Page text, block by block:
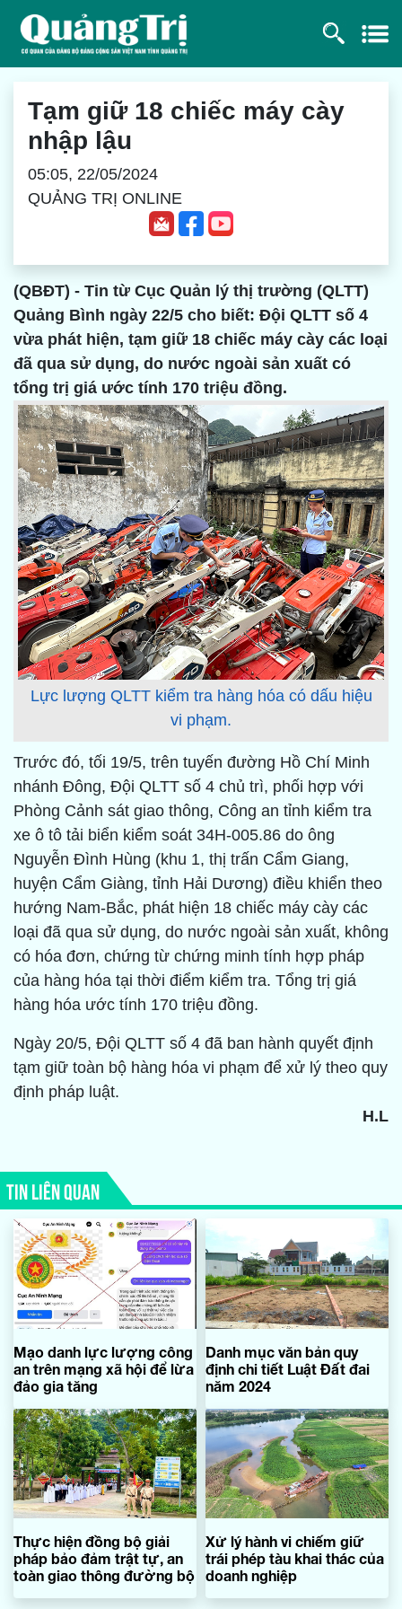
Tạm giữ 18 chiếc máy cày
nhập lậu
05:05, 22/05/2024
QUẢNG TRỊ ONLINE
(QBĐT) - Tin từ Cục Quản lý thị trường (QLTT)
Quảng Bình ngày 22/5 cho biết: Đội QLTT số 4
vừa phát hiện, tạm giữ 18 chiếc máy cày các loại
đã qua sử dụng, do nước ngoài sản xuất có
tổng trị giá ước tính 170 triệu đồng.
Lực lượng QLTT kiểm tra hàng hóa có dấu hiệu
vi phạm.
Trước đó, tối 19/5, trên tuyến đường Hồ Chí Minh
nhánh Đông, Đội QLTT số 4 chủ trì, phối hợp với
Phòng Cảnh sát giao thông, Công an tỉnh kiểm tra
xe ô tô tải biển kiểm soát 34H-005.86 do ông
Nguyễn Đình Hùng (khu 1, thị trấn Cẩm Giang,
huyện Cẩm Giàng, tỉnh Hải Dương) điều khiển theo
hướng Nam-Bắc, phát hiện 18 chiếc máy cày các
loại đã qua sử dụng, do nước ngoài sản xuất, không
có hóa đơn, chứng từ chứng minh tính hợp pháp
của hàng hóa tại thời điểm kiểm tra. Tổng trị giá
hàng hóa ước tính 170 triệu đồng.
Ngày 20/5, Đội QLTT số 4 đã ban hành quyết định
tạm giữ toàn bộ hàng hóa vi phạm để xử lý theo quy
định pháp luật.
H.L
TIN LIÊN QUAN
Mạo danh lực lượng công
an trên mạng xã hội để lừa
đảo gia tăng
Danh mục văn bản quy
định chi tiết Luật Đất đai
năm 2024
Thực hiện đồng bộ giải
pháp bảo đảm trật tự, an
toàn giao thông đường bộ
Xử lý hành vi chiếm giữ
trái phép tàu khai thác của
doanh nghiệp